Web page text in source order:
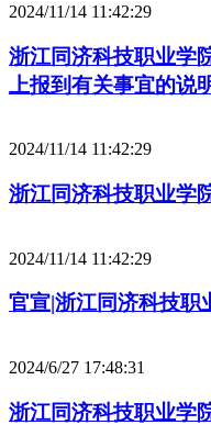
2024/11/14 11:42:29
浙江同济科技职业学
上报到有关事宜的说
2024/11/14 11:42:29
浙江同济科技职业学
2024/11/14 11:42:29
官宣|浙江同济科技职
2024/6/27 17:48:31
浙江同济科技职业学